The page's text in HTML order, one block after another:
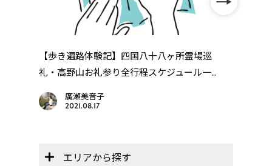
【歩き遍路体験記】四国八十八ヶ所霊場巡
礼・高野山お礼参り全行程スケジュール一...
廣瀬美音子
2021.08.17
エリアから探す